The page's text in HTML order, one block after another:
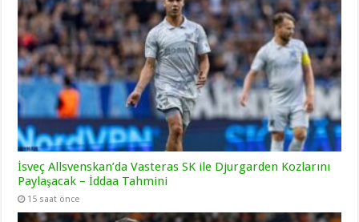
İsveç Allsvenskan’da Vasteras SK ile Djurgarden Kozlarını
Paylaşacak – İddaa Tahmini
15 saat önce